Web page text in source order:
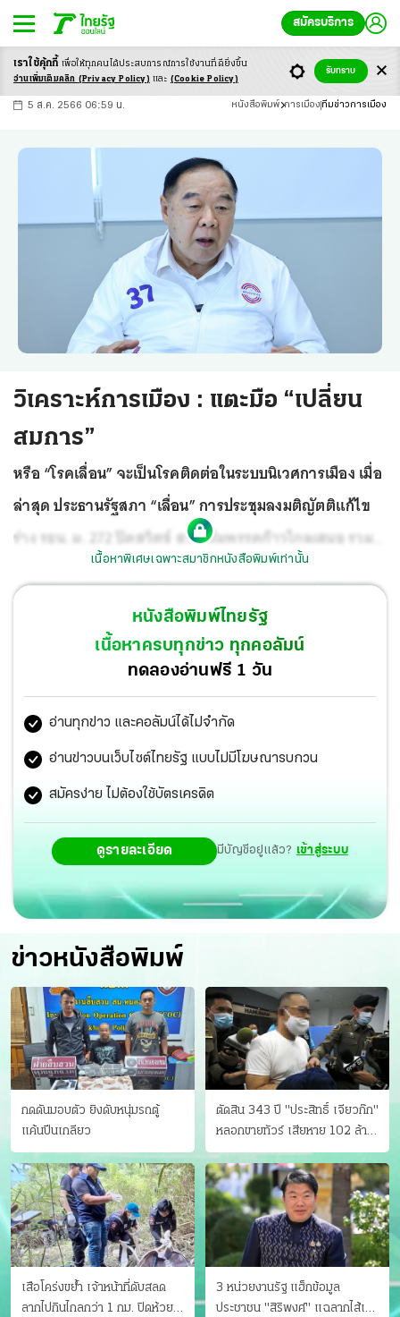
สมัครบริการ
-ก ก ก+
5 ส.ค. 2566 06:59 น. หนังสือพิมพ์ การเมือง ทีมข่าวการเมือง
วิเคราะห์การเมือง : แตะมือ “เปลี่ยน
สมการ”
หรือ “โรคเลื่อน” จะเป็นโรคติดต่อในระบบนิเวศการเมือง เมื่อ
ล่าสุด ประธานรัฐสภา “เลื่อน” การประชุมลงมติญัตติแก้ไข
ร่าง รธน. ม. 272 ปิดสวิตช์ สว.ที่ทีมพรรคก้าวไกลเสนอ รวม
ทั้งเบรกญัตติด่วน ขอทบทวนปมเสนอชื่อพิธา ลิ้มเจริญรัตน์
แคนดิเดตนายกฯอีกรอบ
เนื้อหาพิเศษเฉพาะสมาชิกหนังสือพิมพ์เท่านั้น
หนังสือพิมพ์ไทยรัฐ
เนื้อหาครบทุกข่าว ทุกคอลัมน์
ทดลองอ่านฟรี 1 วัน
อ่านทุกข่าว และคอลัมน์ได้ไม่จำกัด
อ่านข่าวบนเว็บไซต์ไทยรัฐ แบบไม่มีโฆษณารบกวน
สมัครง่าย ไม่ต้องใช้บัตรเครดิต
ดูรายละเอียด มีบัญชีอยู่แล้ว? เข้าสู่ระบบ
ข่าวหนังสือพิมพ์
กดดันมอบตัว ยิงดับหนุ่มรถตู้
แค้นปีนเกลียว
ตัดสิน 343 ปี "ประสิทธิ์ เจียวก๊ก"
หลอกขายทัวร์ เสียหาย 102 ล้าน
มีเหยื่อ 173 คน
เสือโคร่งขย้ำ เจ้าหน้าที่ดับสลด
ลากไปกินไกลกว่า 1 กม. ปิดห้วย
3 หน่วยงานรัฐ แฮ็กข้อมูล
ประชาชน "สิริพงศ์" แฉลากไส้เอง
เราใช้คุ้กกี้ เพื่อให้ทุกคนได้ประสบการณ์การใช้งานที่ดียิ่งขึ้น
อ่านเพิ่มเติมคลิก (Privacy Policy) และ (Cookie Policy)
รับทราบ